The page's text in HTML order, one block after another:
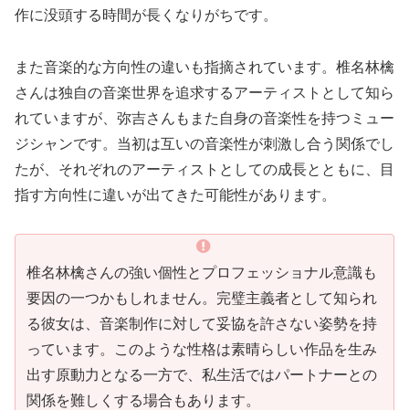
作に没頭する時間が長くなりがちです。
また音楽的な方向性の違いも指摘されています。椎名林檎
さんは独自の音楽世界を追求するアーティストとして知ら
れていますが、弥吉さんもまた自身の音楽性を持つミュー
ジシャンです。当初は互いの音楽性が刺激し合う関係でし
たが、それぞれのアーティストとしての成長とともに、目
指す方向性に違いが出てきた可能性があります。
椎名林檎さんの強い個性とプロフェッショナル意識も
要因の一つかもしれません。完璧主義者として知られ
る彼女は、音楽制作に対して妥協を許さない姿勢を持
っています。このような性格は素晴らしい作品を生み
出す原動力となる一方で、私生活ではパートナーとの
関係を難しくする場合もあります。